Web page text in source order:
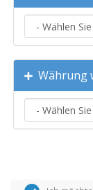
Währung